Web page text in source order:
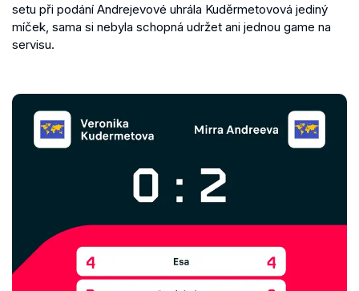
setu při podání Andrejevové uhrála Kuděrmetovová jediný
míček, sama si nebyla schopná udržet ani jednou game na
servisu.